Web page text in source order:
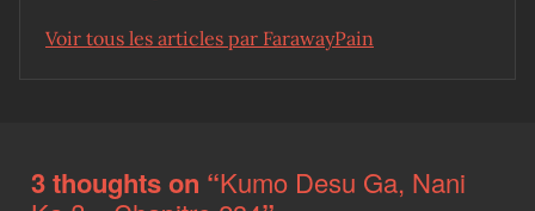
Voir tous les articles par FarawayPain
3 thoughts on “Kumo Desu Ga, Nani